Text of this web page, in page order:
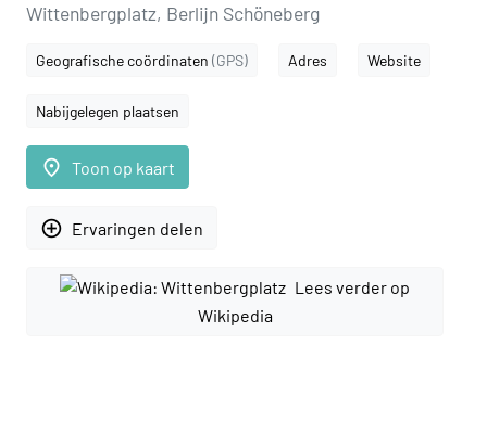
Wittenbergplatz, Berlijn Schöneberg
Geografische coördinaten (GPS) Adres Website
Nabijgelegen plaatsen
place Toon op kaart
add_circle_outline Ervaringen delen
Lees verder op
Wikipedia